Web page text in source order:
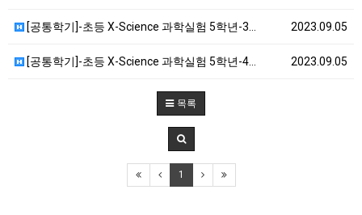
2023.09.05
[공통학기]-초등 X-Science 과학실험 5학년-3…
2023.09.05
[공통학기]-초등 X-Science 과학실험 5학년-4…
목록
1